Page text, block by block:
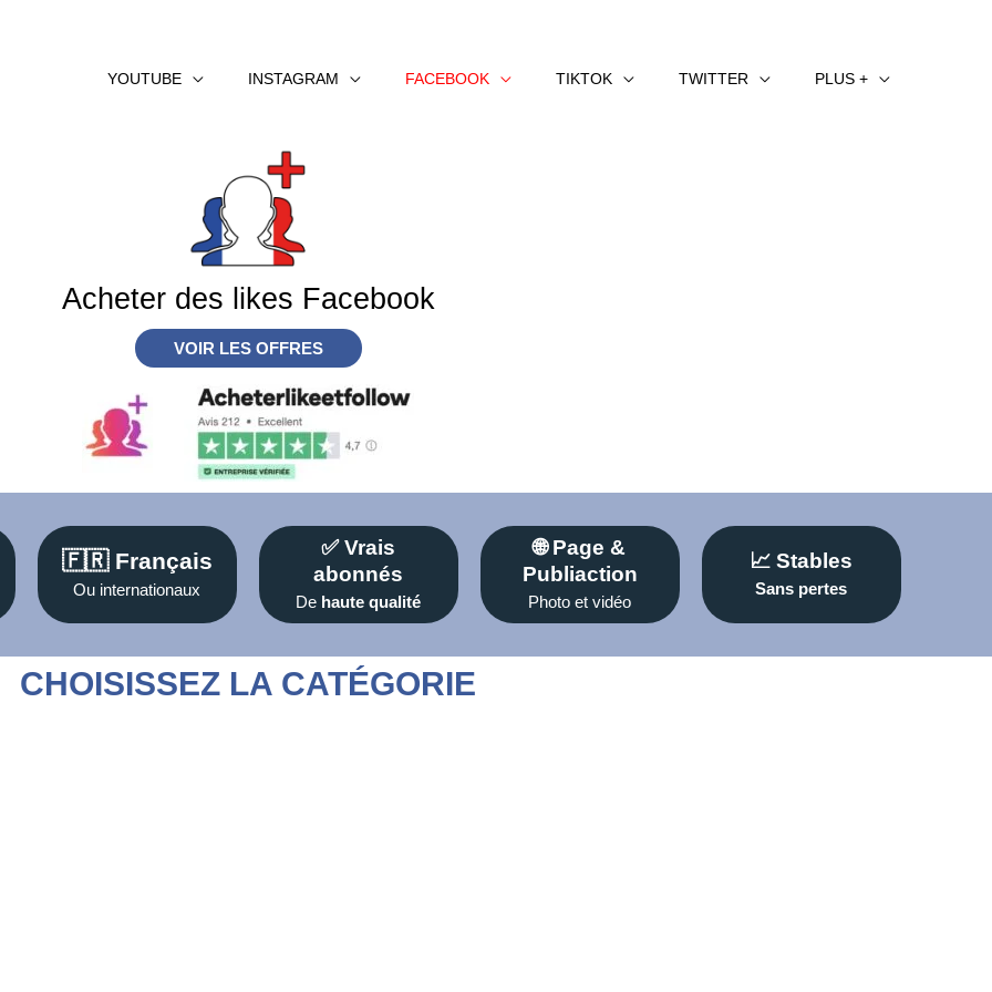
YOUTUBE INSTAGRAM FACEBOOK TIKTOK TWITTER PLUS +
Acheter des likes Facebook
VOIR LES OFFRES
🇫🇷 Français
Ou internationaux
✅ Vrais
abonnés
De haute qualité
🌐 Page &
Publiaction
Photo et vidéo
📈 Stables
Sans pertes
CHOISISSEZ LA CATÉGORIE